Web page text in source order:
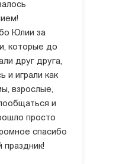
Юлии за
которые до
друг друга,
и играли как
взрослые,
и
просто
спасибо
праздник!